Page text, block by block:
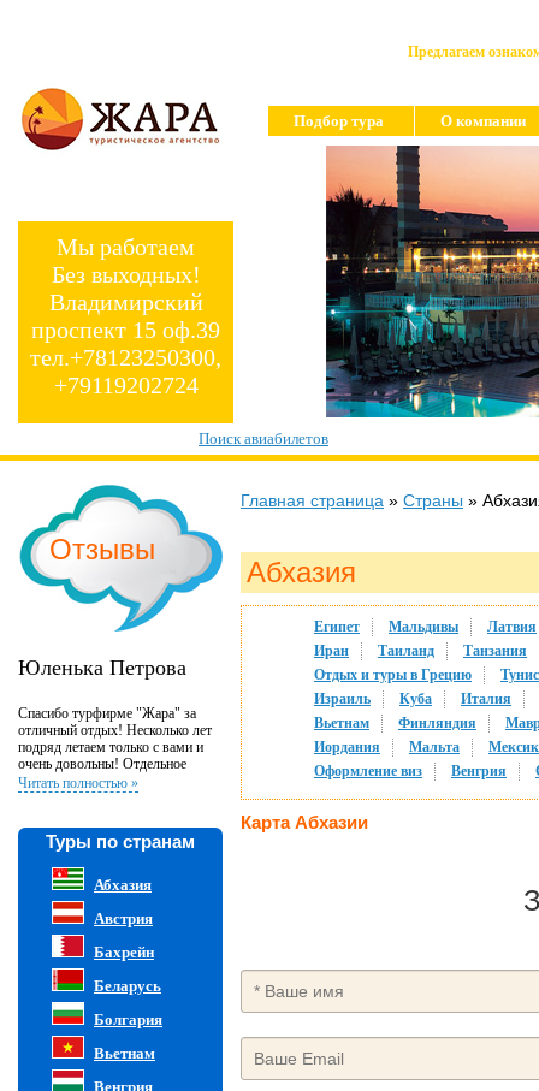
Мы работаем
Без выходных!
Владимирский
проспект 15 оф.39
тел.+78123250300,
+79119202724
Предлагаем
Подбор тура О компании
Поиск авиабилетов
Отзывы
Юленька Петрова
Спасибо турфирме "Жара" за
отличный отдых! Несколько лет
подряд летаем только с вами и
очень довольны! Отдельное
спасибо менеджеру Наталье за
профессиональную работу и
Читать полностью »
Туры по странам
Абхазия
Австрия
Бахрейн
Беларусь
Болгария
Вьетнам
Венгрия
Главная страница » Страны »
Абхазия
Египет Мальдивы
Латвия
Иран
Таиланд
Танзания
Отдых и туры в Грецию
Тунис
Израиль
Куба
Италия
Вьетнам
Финляндия
Иордания
Мальта
Оформление виз
Венгрия
Карта Абхазии